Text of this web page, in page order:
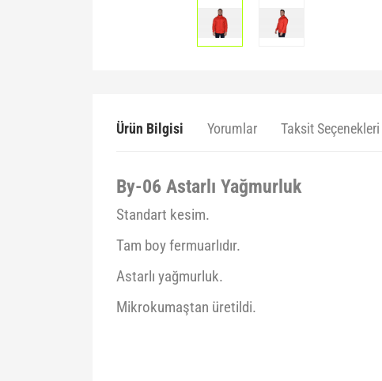
Ürün Bilgisi Yorumlar Taksit Seçenekleri
By-06 Astarlı Yağmurluk
Standart kesim.
Tam boy fermuarlıdır.
Astarlı yağmurluk.
Mikrokumaştan üretildi.